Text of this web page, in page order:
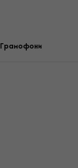
Грамофони